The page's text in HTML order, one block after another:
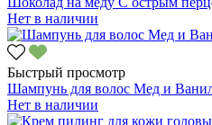
Нет в наличии
Быстрый просмотр
Шампунь для волос Мед и
Нет в наличии